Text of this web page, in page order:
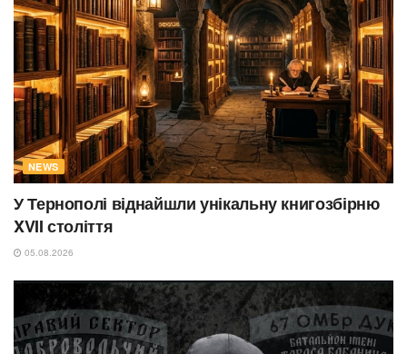
NEWS
У Тернополі віднайшли унікальну книгозбірню
XVII століття
05.08.2026